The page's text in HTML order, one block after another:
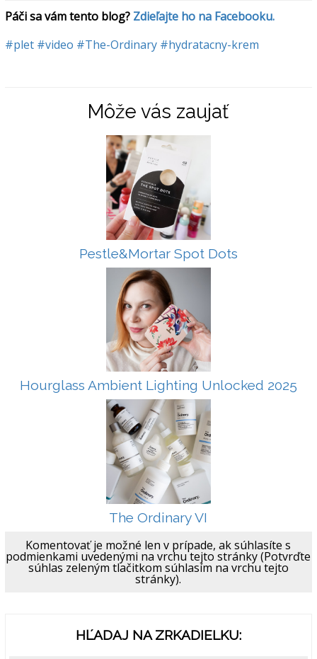
Páči sa vám tento blog? Zdieľajte ho na Facebooku.
#plet #video #The-Ordinary #hydratacny-krem
Môže vás zaujať
Pestle&Mortar Spot Dots
Hourglass Ambient Lighting Unlocked 2025
The Ordinary VI
Komentovať je možné len v prípade, ak súhlasíte s
podmienkami uvedenými na vrchu tejto stránky (Potvrďte
súhlas zeleným tlačitkom súhlasím na vrchu tejto
stránky).
HĽADAJ NA ZRKADIELKU: